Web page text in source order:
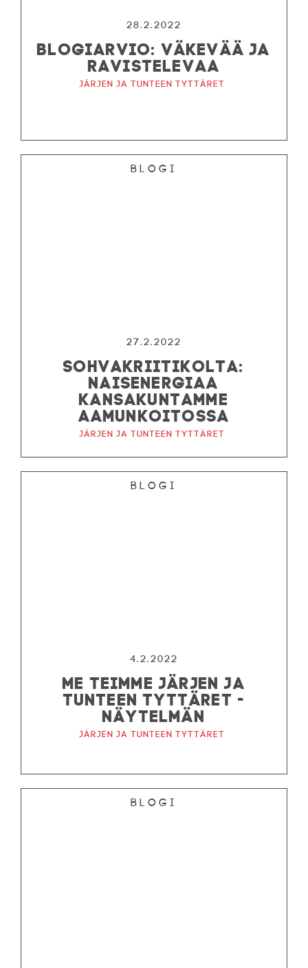
28.2.2022
BLOGIARVIO: VÄKEVÄÄ JA
RAVISTELEVAA
Järjen ja tunteen tyttäret
Blogi
27.2.2022
SOHVAKRIITIKOLTA:
NAISENERGIAA
KANSAKUNTAMME
AAMUNKOITOSSA
Järjen ja tunteen tyttäret
Blogi
4.2.2022
ME TEIMME JÄRJEN JA
TUNTEEN TYTTÄRET -
NÄYTELMÄN
Järjen ja tunteen tyttäret
Blogi